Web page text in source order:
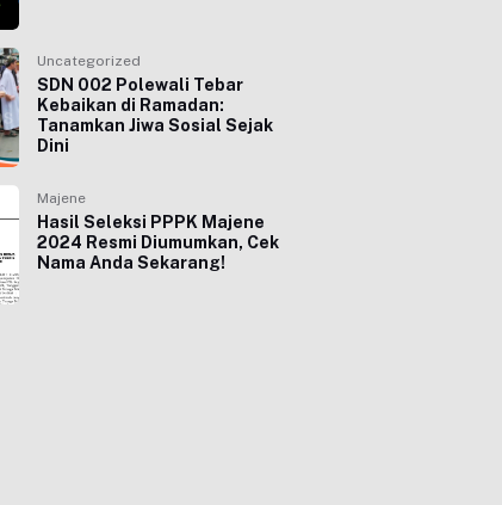
Uncategorized
SDN 002 Polewali Tebar
Kebaikan di Ramadan:
Tanamkan Jiwa Sosial Sejak
Dini
Majene
Hasil Seleksi PPPK Majene
2024 Resmi Diumumkan, Cek
Nama Anda Sekarang!